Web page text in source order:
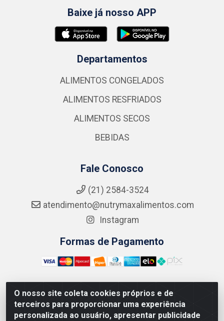
O nosso site coleta cookies próprios e de
terceiros para proporcionar uma experiência
personalizada ao usuário, apresentar publicidade
Baixe já nosso APP
Departamentos
ALIMENTOS CONGELADOS
ALIMENTOS RESFRIADOS
ALIMENTOS SECOS
BEBIDAS
Fale Conosco
(21) 2584-3524
atendimento@nutrymaxalimentos.com
Instagram
Formas de Pagamento
NUTRY MAX COMÉRCIO DE PRODUTOS ALIMENTICIOS
LTDA - RUA DO FEIJÃO, 721 PENHA CIRCULAR/RJ -